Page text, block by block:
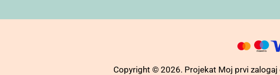
Copyright © 2026. Projekat Moj prvi zalogaj